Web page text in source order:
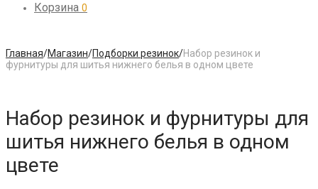
Корзина 0
Главная/Магазин/Подборки резинок/Набор резинок и
фурнитуры для шитья нижнего белья в одном цвете
Набор резинок и фурнитуры для
шитья нижнего белья в одном
цвете